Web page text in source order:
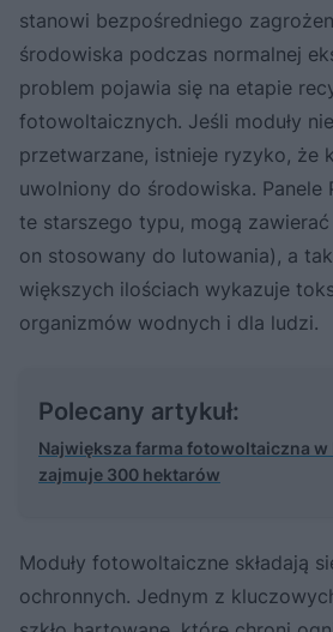
stanowi bezpośredniego
środowiska podczas normalnej
problem pojawia się na etapie
fotowoltaicznych. Jeśli moduły
przetwarzane, istnieje ryzyko, że
uwolniony do środowiska. Panele
te starszego typu, mogą zawierać
on stosowany do lutowania), a
większych ilościach wykazuje
organizmów wodnych i dla ludzi.
Polecany artykuł:
Największa farma fotowoltaiczna
zajmuje 300 hektarów
Moduły fotowoltaiczne składają
ochronnych. Jednym z